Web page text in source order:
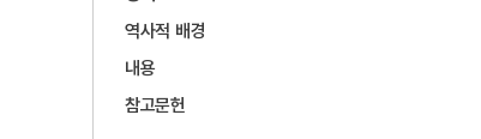
역사적 배경
내용
참고문헌